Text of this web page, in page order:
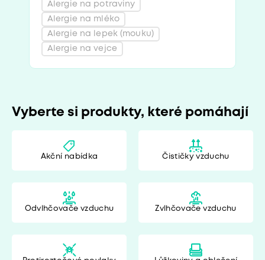
Alergie na vejce
Alergie na lepek (mouku)
Alergie na mléko
Alergie na potraviny
Vyberte si produkty, které pomáhají
Akční nabídka Čističky vzduchu
Odvlhčovače vzduchu Zvlhčovače vzduchu